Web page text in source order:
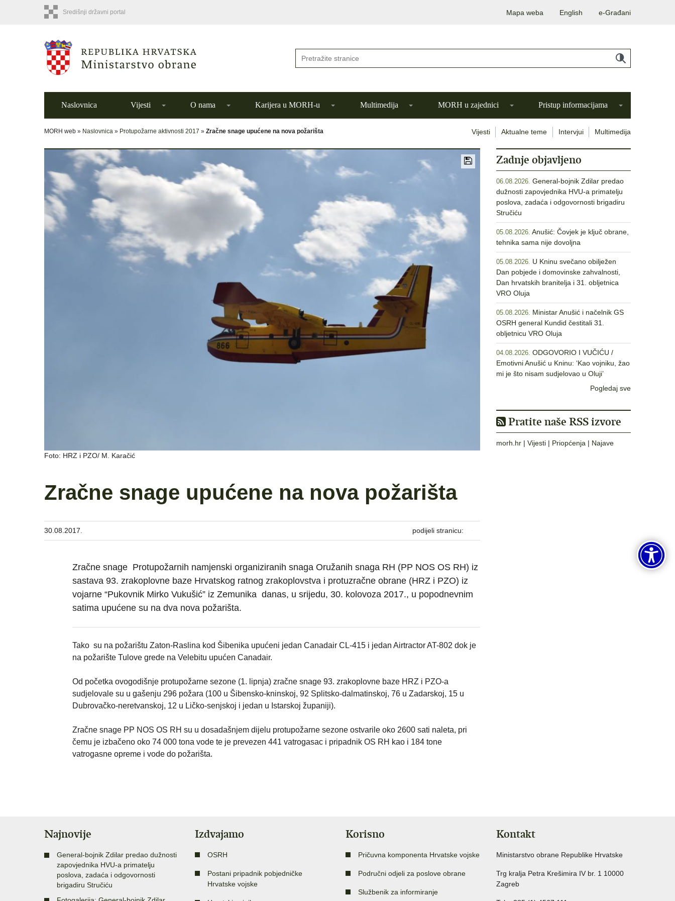
Središnji državni portal Mapa weba English e-Građani
Naslovnica Vijesti O nama Karijera u MORH-u Multimedija MORH u zajednici Pristup informacijama
MORH web » Naslovnica » Protupožarne aktivnosti 2017 » Zračne snage upućene na nova požarišta Vijesti Aktualne teme Intervjui Multimedija
Foto: HRZ i PZO/ M. Karačić
Zračne snage upućene na nova požarišta
30.08.2017. podijeli stranicu:
Zračne snage Protupožarnih namjenski organiziranih snaga Oružanih snaga RH (PP NOS OS RH) iz
sastava 93. zrakoplovne baze Hrvatskog ratnog zrakoplovstva i protuzračne obrane (HRZ i PZO) iz
vojarne “Pukovnik Mirko Vukušić” iz Zemunika danas, u srijedu, 30. kolovoza 2017., u popodnevnim
satima upućene su na dva nova požarišta.
Tako su na požarištu Zaton-Raslina kod Šibenika upućeni jedan Canadair CL-415 i jedan Airtractor AT-802 dok je
na požarište Tulove grede na Velebitu upućen Canadair.
Od početka ovogodišnje protupožarne sezone (1. lipnja) zračne snage 93. zrakoplovne baze HRZ i PZO-a
sudjelovale su u gašenju 296 požara (100 u Šibensko-kninskoj, 92 Splitsko-dalmatinskoj, 76 u Zadarskoj, 15 u
Dubrovačko-neretvanskoj, 12 u Ličko-senjskoj i jedan u Istarskoj županiji).
Zračne snage PP NOS OS RH su u dosadašnjem dijelu protupožarne sezone ostvarile oko 2600 sati naleta, pri
čemu je izbačeno oko 74 000 tona vode te je prevezen 441 vatrogasac i pripadnik OS RH kao i 184 tone
vatrogasne opreme i vode do požarišta.
Zadnje objavljeno
06.08.2026. General-bojnik Zdilar predao
dužnosti zapovjednika HVU-a primatelju
poslova, zadaća i odgovornosti brigadiru
Stručiću
05.08.2026. Anušić: Čovjek je ključ obrane,
tehnika sama nije dovoljna
05.08.2026. U Kninu svečano obilježen
Dan pobjede i domovinske zahvalnosti,
Dan hrvatskih branitelja i 31. obljetnica
VRO Oluja
05.08.2026. Ministar Anušić i načelnik GS
OSRH general Kundid čestitali 31.
obljetnicu VRO Oluja
04.08.2026. ODGOVORIO I VUČIĆU /
Emotivni Anušić u Kninu: ‘Kao vojniku, žao
mi je što nisam sudjelovao u Oluji’
Pogledaj sve
Pratite naše RSS izvore
morh.hr | Vijesti | Priopćenja | Najave
Najnovije
General-bojnik Zdilar predao dužnosti
zapovjednika HVU-a primatelju
poslova, zadaća i odgovornosti
brigadiru Stručiću
Izdvajamo
OSRH
Postani pripadnik pobjedničke
Hrvatske vojske
Korisno
Pričuvna komponenta Hrvatske vojske
Područni odjeli za poslove obrane
Službenik za informiranje
Kontakt
Ministarstvo obrane Republike Hrvatske
Trg kralja Petra Krešimira IV br. 1 10000
Zagreb